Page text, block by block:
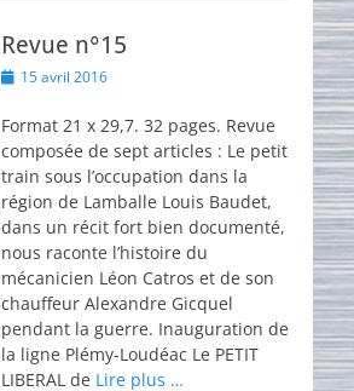
Revue n°15
Posted15 avril 2016
Format 21 x 29,7. 32 pages. Revue
composée de sept articles : Le petit
train sous l’occupation dans la
région de Lamballe Louis Baudet,
dans un récit fort bien documenté,
nous raconte l’histoire du
mécanicien Léon Catros et de son
chauffeur Alexandre Gicquel
pendant la guerre. Inauguration de
la ligne Plémy-Loudéac Le PETIT
LIBERAL de Lire plus …